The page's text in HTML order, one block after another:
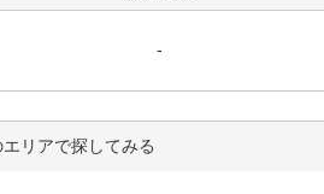
-
リアで探してみる